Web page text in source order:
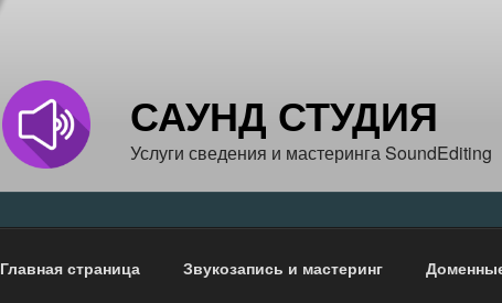
САУНД СТУДИЯ
Услуги сведения и мастеринга SoundEditing
Главная страница Звукозапись и мастеринг